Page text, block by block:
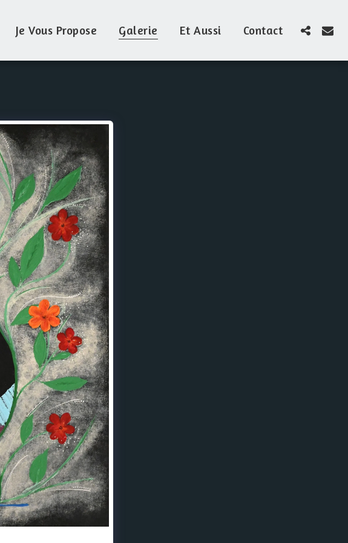
Je Vous Propose Galerie Et Aussi Contact